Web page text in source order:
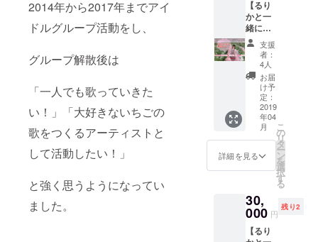
2014年から2017年までアイ
ドルグループ活動をし、
グループ解散後は
「一人でも歌っていきた
い！」「大好きないちごの
歌をつくるアーティストと
して活動したい！」
と強く思うようになってい
ました。
⚠︎集合
時間、
場所に
ついて
の詳細
はメー
ルでお
知らせ
致しま
す。 ⚠︎
いちご
狩り費
用2100
円は別
【るり
かと一
緒にい
ちご狩
り参加
券コー
ス】
《2部》
13:40～
14:40
《チェ
キ》
14:40〜
15:40
⚠︎4月21
日越谷
タウン
で行い
ます！
⚠︎集合
支援
者：
4人
お届
け予
定：
2019
年04
月
詳細を見る
こ
の
リ
タ
ー
ン
を
選
択
す
る
30,
000 円
残り2
【るり